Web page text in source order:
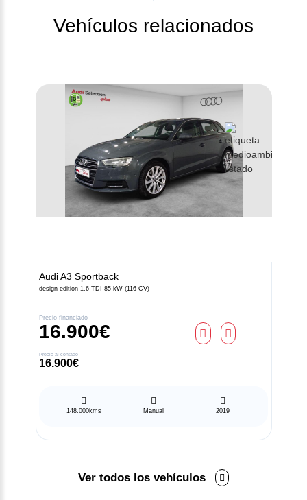
Vehículos relacionados
AudiA3 Sportback
design edition 1.6 TDI 85 kW (116 CV)
Precio financiado
16.900€
Precio al contado
16.900€
148.000kms Manual 2019
Ver todos los vehículos
Contacto
956 631 050
Síguenos en: